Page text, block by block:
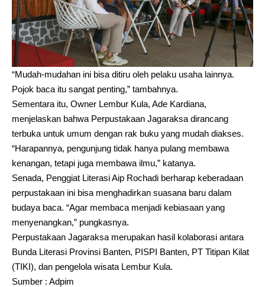
“Mudah-mudahan ini bisa ditiru oleh pelaku usaha lainnya.
Pojok baca itu sangat penting,” tambahnya.
Sementara itu, Owner Lembur Kula, Ade Kardiana,
menjelaskan bahwa Perpustakaan Jagaraksa dirancang
terbuka untuk umum dengan rak buku yang mudah diakses.
“Harapannya, pengunjung tidak hanya pulang membawa
kenangan, tetapi juga membawa ilmu,” katanya.
Senada, Penggiat Literasi Aip Rochadi berharap keberadaan
perpustakaan ini bisa menghadirkan suasana baru dalam
budaya baca. “Agar membaca menjadi kebiasaan yang
menyenangkan,” pungkasnya.
Perpustakaan Jagaraksa merupakan hasil kolaborasi antara
Bunda Literasi Provinsi Banten, PISPI Banten, PT Titipan Kilat
(TIKI), dan pengelola wisata Lembur Kula.
Sumber : Adpim